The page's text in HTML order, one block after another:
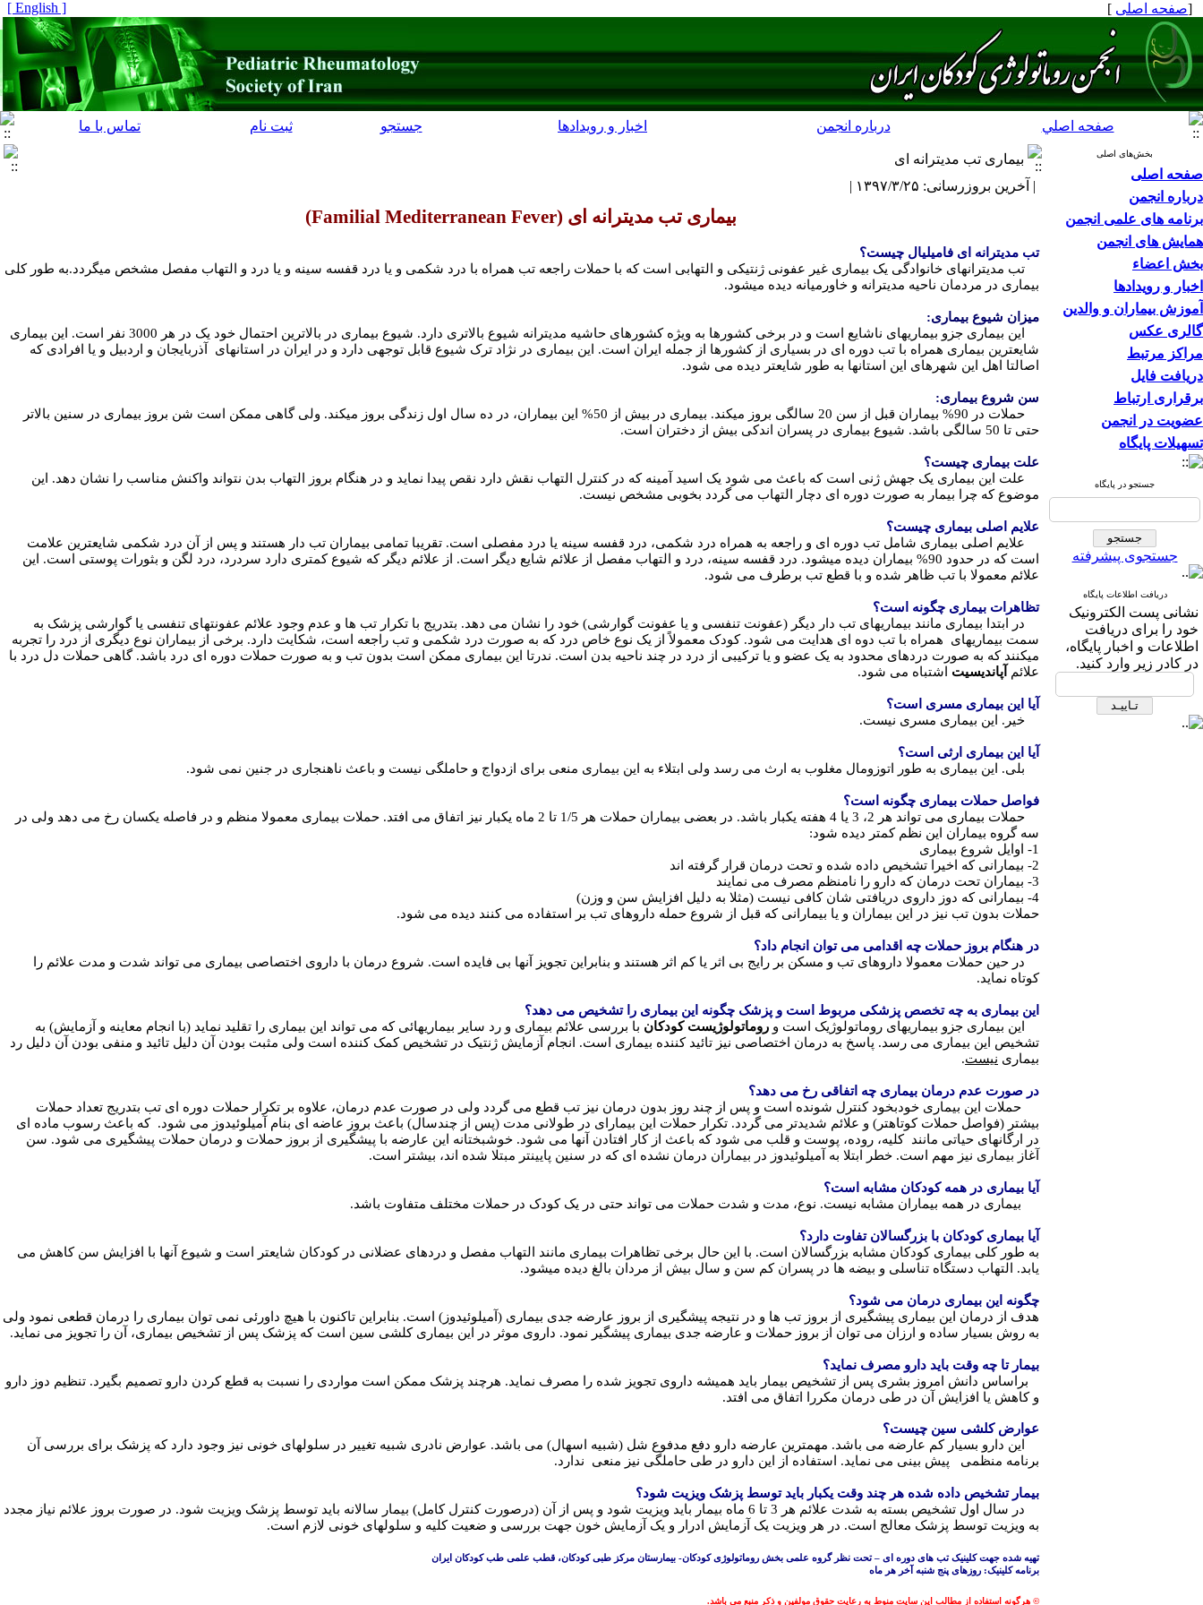
[صفحه اصلی ]
[ English ]
صفحه اصلي درباره انجمن اخبار و رویدادها جستجو ثبت نام تماس با ما
بخش‌های اصلی
صفحه اصلی
درباره انجمن
برنامه های علمی انجمن
همایش های انجمن
بخش اعضاء
اخبار و رویدادها
آموزش بیماران و والدین
گالری عکس
مراکز مرتبط
دریافت فایل
برقراری ارتباط
عضویت در انجمن
تسهیلات پایگاه
جستجو در پایگاه
جستجوی پیشرفته
دریافت اطلاعات پایگاه
نشانی پست الکترونیک
خود را برای دریافت
اطلاعات و اخبار پایگاه،
در کادر زیر وارد کنید.
بیماری تب مدیترانه ای
| آخرین بروزرسانی: ۱۳۹۷/۳/۲۵ |
بیماری تب مدیترانه ای (Familial Mediterranean Fever
)
تب مدیترانه ای فامیلیال چیست؟
تب مدیترانهای خانوادگی یک بیماری غیر عفونی ژنتیکی و التهابی است که با حملات راجعه تب همراه با درد شکمی و یا درد قفسه سینه و یا درد و التهاب مفصل مشخص میگردد.به طور کلی
بیماری در مردمان ناحیه مدیترانه و خاورمیانه دیده میشود.
میزان شیوع بیماری:
این بیماری جزو بیماریهای ناشایع است و در برخی کشورها به ویژه کشورهای حاشیه مدیترانه شیوع بالاتری دارد. شیوع بیماری در بالاترین احتمال خود یک در هر 3000 نفر است. این بیماری
شایعترین بیماری همراه با تب دوره ای در بسیاری از کشورها از جمله ایران است. این بیماری در نژاد ترک شیوع قابل توجهی دارد و در ایران در استانهای آذربایجان و اردبیل و یا افرادی که
اصالتا اهل این شهرهای این استانها به طور شایعتر دیده می شود.
سن شروع بیماری:
حملات در 90% بیماران قبل از سن 20 سالگی بروز میکند. بیماری در بیش از 50% این بیماران، در ده سال اول زندگی بروز میکند. ولی گاهی ممکن است شن بروز بیماری در سنین بالاتر
حتی تا 50 سالگی باشد. شیوع بیماری در پسران اندکی بیش از دختران است.
علت بیماری چیست؟
علت این بیماری یک جهش ژنی است که باعث می شود یک اسید آمینه که در کنترل التهاب نقش دارد نقص پیدا نماید و در هنگام بروز التهاب بدن نتواند واکنش مناسب را نشان دهد. این
موضوع که چرا بیمار به صورت دوره ای دچار التهاب می گردد بخوبی مشخص نیست.
علایم اصلی بیماری چیست؟
علایم اصلی بیماری شامل تب دوره ای و راجعه به همراه درد شکمی، درد قفسه سینه یا درد مفصلی است. تقریبا تمامی بیماران تب دار هستند و پس از آن درد شکمی شایعترین علامت
است که در حدود 90% بیماران دیده میشود. درد قفسه سینه، درد و التهاب مفصل از علائم شایع دیگر است. از علائم دیگر که شیوع کمتری دارد سردرد، درد لگن و بثورات پوستی است. این
علائم معمولا با تب ظاهر شده و با قطع تب برطرف می شود.
تظاهرات بیماری چگونه است؟
در ابتدا بیماری مانند بیماریهای تب دار دیگر (عفونت تنفسی و یا عفونت گوارشی) خود را نشان می دهد. بتدریج با تکرار تب ها و عدم وجود علائم عفونتهای تنفسی یا گوارشی پزشک به
سمت بیماریهای همراه با تب دوه ای هدایت می شود. کودک معمولاً از یک نوع خاص درد که به صورت درد شکمی و تب راجعه است، شکایت دارد. برخی از بیماران نوع دیگری از درد را تجربه
میکنند که به صورت دردهای محدود به یک عضو و یا ترکیبی از درد در چند ناحیه بدن است. ندرتا این بیماری ممکن است بدون تب و به صورت حملات دوره ای درد باشد. گاهی حملات دل درد با
علائم
آپاندیسیت اشتباه می شود.
آیا این بیماری مسری است؟
خیر. این بیماری مسری نیست.
آیا این بیماری ارثی است؟
بلی. این بیماری به طور اتوزومال مغلوب به ارث می رسد ولی ابتلاء به این بیماری منعی برای ازدواج و حاملگی نیست و باعث ناهنجاری در جنین نمی شود.
فواصل حملات بیماری چگونه است؟
حملات بیماری می تواند هر 2، 3 یا 4 هفته یکبار باشد. در بعضی بیماران حملات هر 1/5 تا 2 ماه یکبار نیز اتفاق می افتد. حملات بیماری معمولا منظم و در فاصله یکسان رخ می دهد ولی در
سه گروه بیماران این نظم کمتر دیده شود:
1- اوایل شروع بیماری
2- بیمارانی که اخیرا تشخیص داده شده و تحت درمان قرار گرفته اند
3- بیماران تحت درمان که دارو را نامنظم مصرف می نمایند
4- بیمارانی که دوز داروی دریافتی شان کافی نیست (مثلا به دلیل افزایش سن و وزن)
حملات بدون تب نیز در این بیماران و یا بیمارانی که قبل از شروع حمله داروهای تب بر استفاده می کنند دیده می شود.
در هنگام بروز حملات چه اقدامی می توان انجام داد؟
در حین حملات معمولا داروهای تب و مسکن بر رایج بی اثر یا کم اثر هستند و بنابراین تجویز آنها بی فایده است. شروع درمان با داروی اختصاصی بیماری می تواند شدت و مدت علائم را
کوتاه نماید.
این بیماری به چه تخصص پزشکی مربوط است و پزشک چگونه این بیماری را تشخیص می دهد؟
این بیماری جزو بیماریهای روماتولوژیک است و روماتولوژیست کودکان با بررسی علائم بیماری و رد سایر بیماریهائی که می تواند این بیماری را تقلید نماید (با انجام معاینه و آزمایش) به
تشخیص این بیماری می رسد. پاسخ به درمان اختصاصی نیز تائید کننده بیماری است. انجام آزمایش ژنتیک در تشخیص کمک کننده است ولی مثبت بودن آن دلیل تائید و منفی بودن آن دلیل رد
بیماری نیست.
در صورت عدم درمان بیماری چه اتفاقی رخ می دهد؟
حملات این بیماری خودبخود کنترل شونده است و پس از چند روز بدون درمان نیز تب قطع می گردد ولی در صورت عدم درمان، علاوه بر تکرار حملات دوره ای تب بتدریج تعداد حملات
بیشتر (فواصل حملات کوتاهتر) و علائم شدیدتر می گردد. تکرار حملات این بیمارای در طولانی مدت (پس از چندسال) باعث بروز عاضه ای بنام آمیلوئیدوز می شود. که باعث رسوب ماده ای
در ارگانهای حیاتی مانند کلیه، روده، پوست و قلب می شود که باعث از کار افتادن آنها می شود. خوشبختانه این عارضه با پیشگیری از بروز حملات و درمان حملات پیشگیری می شود. سن
آغاز بیماری نیز مهم است. خطر ابتلا به آمیلوئیدوز در بیماران درمان نشده ای که در سنین پایینتر مبتلا شده اند، بیشتر است.
آیا بیماری در همه کودکان مشابه است؟
بیماری در همه بیماران مشابه نیست. نوع، مدت و شدت حملات می تواند حتی در یک کودک در حملات مختلف متفاوت باشد.
آیا بیماری کودکان با بزرگسالان تفاوت دارد؟
به طور کلی بیماری کودکان مشابه بزرگسالان است. با این حال برخی تظاهرات بیماری مانند التهاب مفصل و دردهای عضلانی در کودکان شایعتر است و شیوع آنها با افزایش سن کاهش می
یابد. التهاب دستگاه تناسلی و بیضه ها در پسران کم سن و سال بیش از مردان بالغ دیده میشود.
چگونه این بیماری درمان می شود؟
هدف از درمان این بیماری پیشگیری از بروز تب ها و در نتیجه پیشگیری از بروز عارضه جدی بیماری (آمیلوئیدوز) است. بنابراین تاکنون با هیچ داورئی نمی توان بیماری را درمان قطعی نمود ولی
به روش بسیار ساده و ارزان می توان از بروز حملات و عارضه جدی بیماری پیشگیر نمود. داروی موثر در این بیماری کلشی سین است که پزشک پس از تشخیص بیماری، آن را تجویز می نماید.
بیمار تا چه وقت باید دارو مصرف نماید؟
براساس دانش امروز بشری پس از تشخیص بیمار باید همیشه داروی تجویز شده را مصرف نماید. هرچند پزشک ممکن است مواردی را نسبت به قطع کردن دارو تصمیم بگیرد. تنظیم دوز دارو
و کاهش یا افزایش آن در طی درمان مکررا اتفاق می افتد.
عوارض کلشی سین چیست؟
این دارو بسیار کم عارضه می باشد. مهمترین عارضه دارو دفع مدفوع شل (شبیه اسهال) می باشد. عوارض نادری شبیه تغییر در سلولهای خونی نیز وجود دارد که پزشک برای بررسی آن
برنامه منظمی پیش بینی می نماید. استفاده از این دارو در طی حاملگی نیز منعی ندارد.
بیمار تشخیص داده شده هر چند وقت یکبار باید توسط پزشک ویزیت شود؟
در سال اول تشخیص بسته به شدت علائم هر 3 تا 6 ماه بیمار باید ویزیت شود و پس از آن (درصورت کنترل کامل) بیمار سالانه باید توسط پزشک ویزیت شود. در صورت بروز علائم نیاز مجدد
به ویزیت توسط پزشک معالج است. در هر ویزیت یک آزمایش ادرار و یک آزمایش خون جهت بررسی و ضعیت کلیه و سلولهای خونی لازم است.
تهیه شده جهت کلینیک تب های دوره ای –تحت نظر گروه علمی بخش روماتولوژی کودکان- بیمارستان مرکز طبی کودکان، قطب علمی طب کودکان ایران
برنامه کلینیک: روزهای پنج شنبه آخر هر ماه
© هرگونه استفاده از مطالب این سایت منوط به رعایت حقوق مولفین و ذکر منبع می باشد.